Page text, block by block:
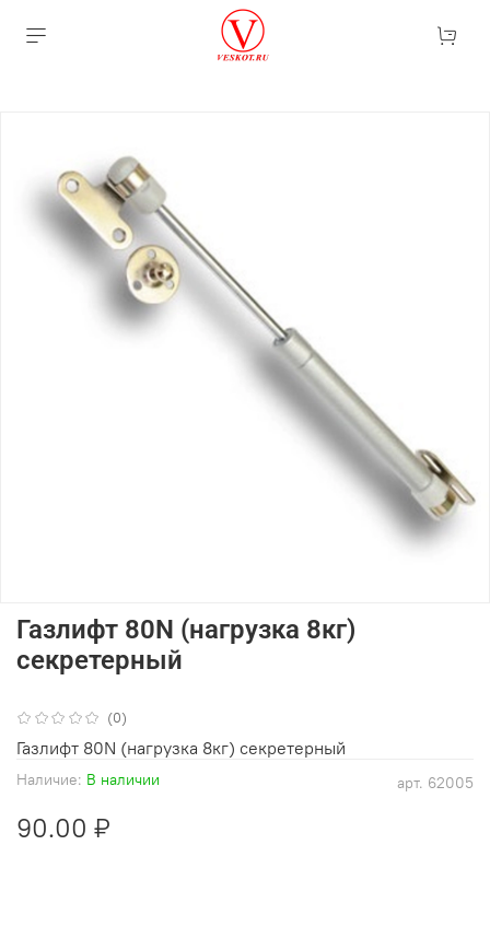
(0)
арт. 62005
Наличие: В наличии
Газлифт 80N (нагрузка 8кг)
секретерный
90.00 ₽
Газлифт 80N (нагрузка 8кг) секретерный